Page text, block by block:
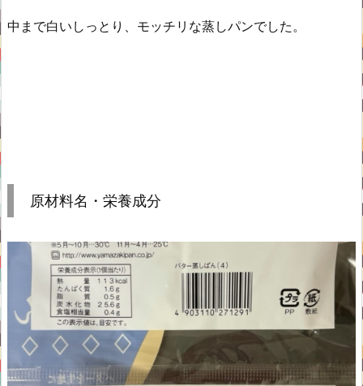
中まで白いしっとり、モッチリな蒸しパンでした。
原材料名・栄養成分